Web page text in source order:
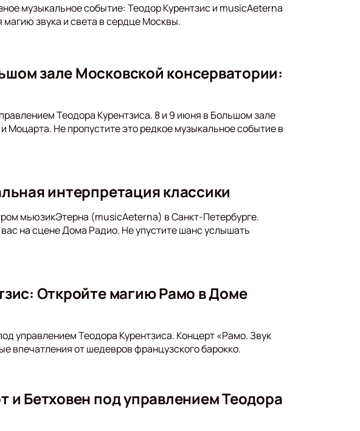
музыкальное событие: Теодор Курентзис и musicAeterna
звука и света в сердце Москвы.
зале Московской консерватории:
Теодора Курентзиса. 8 и 9 июня в Большом зале
Не пропустите это редкое музыкальное событие в
интерпретация классики
мьюзикЭтерна (musicAeterna) в Санкт-Петербурге.
на сцене Дома Радио. Не упустите шанс услышать
Откройте магию Рамо в Доме
управлением Теодора Курентзиса. Концерт «Рамо. Звук
впечатления от шедевров французского барокко.
Бетховен под управлением Теодора